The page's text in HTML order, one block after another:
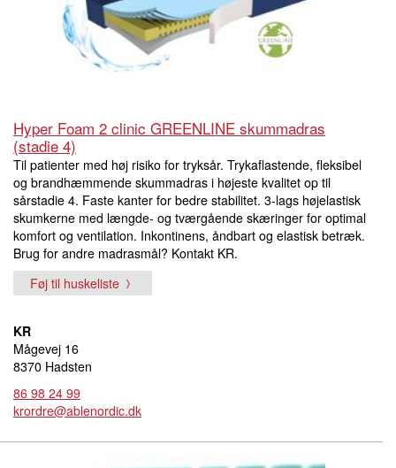
Hyper Foam 2 clinic GREENLINE skummadras
(stadie 4)
Til patienter med høj risiko for tryksår. Trykaflastende, fleksibel
og brandhæmmende skummadras i højeste kvalitet op til
sårstadie 4. Faste kanter for bedre stabilitet. 3-lags højelastisk
skumkerne med længde- og tværgående skæringer for optimal
komfort og ventilation. Inkontinens, åndbart og elastisk betræk.
Brug for andre madrasmål? Kontakt KR.
Føj til huskeliste
KR
Mågevej 16
8370 Hadsten
86 98 24 99
krordre@ablenordic.dk